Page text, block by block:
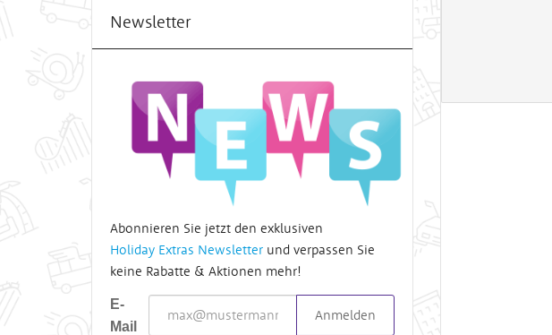
Newsletter
Abonnieren Sie jetzt den exklusiven
Holiday Extras Newsletter und verpassen Sie
keine Rabatte & Aktionen mehr!
E-
Mail
Anmelden